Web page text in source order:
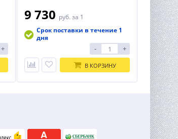
+
9 730 руб. за 1
Срок поставки в течение 1
дня
- +
В КОРЗИНУ